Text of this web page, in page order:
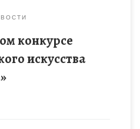
конкурсе
искусства